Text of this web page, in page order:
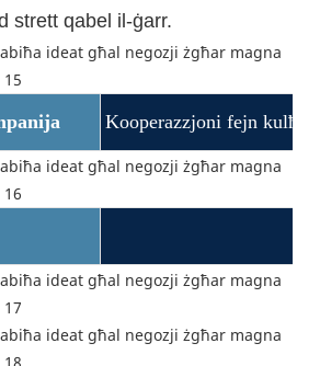
strett qabel il-ġarr.
Kooperazzjoni fejn